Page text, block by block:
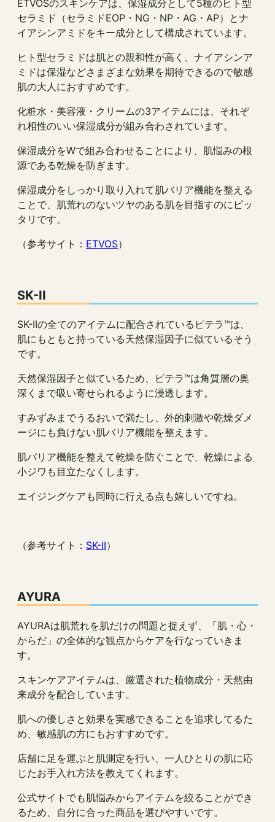
ETVOSのスキンケアは、保湿成分として5種のヒト型
セラミド（セラミドEOP・NG・NP・AG・AP）とナ
イアシンアミドをキー成分として構成されています。
ヒト型セラミドは肌との親和性が高く、ナイアシンア
ミドは保湿などさまざまな効果を期待できるので敏感
肌の大人におすすめです。
化粧水・美容液・クリームの3アイテムには、それぞ
れ相性のいい保湿成分が組み合わされています。
保湿成分をWで組み合わせることにより、肌悩みの根
源である乾燥を防ぎます。
保湿成分をしっかり取り入れて肌バリア機能を整える
ことで、肌荒れのないツヤのある肌を目指すのにピッ
タリです。
（参考サイト： ETVOS）
SK-II
SK-IIの全てのアイテムに配合されているピテラ™︎は、
肌にもともと持っている天然保湿因子に似ているそう
です。
天然保湿因子と似ているため、ピテラ™︎は角質層の奥
深くまで吸い寄せられるように浸透します。
すみずみまでうるおいで満たし、外的刺激や乾燥ダメ
ージにも負けない肌バリア機能を整えます。
肌バリア機能を整えて乾燥を防ぐことで、乾燥による
小ジワも目立たなくします。
エイジングケアも同時に行える点も嬉しいですね。
（参考サイト： SK-II）
AYURA
AYURAは肌荒れを肌だけの問題と捉えず、「肌・心・
からだ」の全体的な観点からケアを行なっていきま
す。
スキンケアアイテムは、厳選された植物成分・天然由
来成分を配合しています。
肌への優しさと効果を実感できることを追求してるた
め、敏感肌の方にもおすすめです。
店舗に足を運ぶと肌測定を行い、一人ひとりの肌に応
じたお手入れ方法を教えてくれます。
公式サイトでも肌悩みからアイテムを絞ることができ
るため、自分に合った商品を選びやすいです。